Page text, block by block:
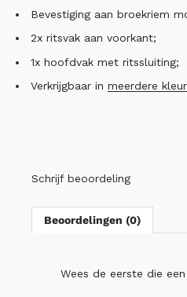
Bevestiging aan broekriem
2x ritsvak aan voorkant;
1x hoofdvak met ritssluiting;
Verkrijgbaar in meerdere
Schrijf beoordeling
Beoordelingen (0)
Wees de eerste die